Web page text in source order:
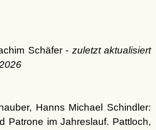
Schäfer - zuletzt aktualisiert
Hanns Michael Schindler:
Patrone im Jahreslauf. Pattloch,